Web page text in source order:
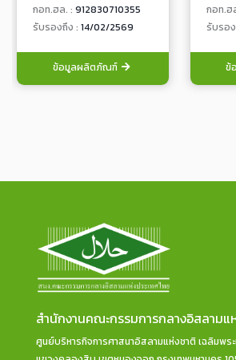
กอท.ฮล. : 912830710355
รับรองถึง : 14/02/2569
ข้อมูลผลิตภัณฑ์
กอท.ฮ
รับรอ
ข้
สำนักงานคณะกรรมการกลางอิสลามแ
ศูนย์บริหารกิจการศาสนาอิสลามแห่งชาติ เฉลิมพร